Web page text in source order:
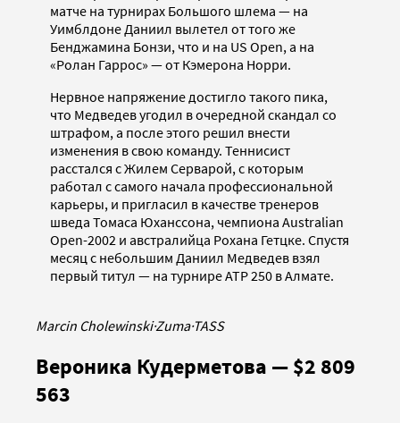
матче на турнирах Большого шлема — на
Уимблдоне Даниил вылетел от того же
Бенджамина Бонзи, что и на US Open, а на
«Ролан Гаррос» — от Кэмерона Норри.
Нервное напряжение достигло такого пика,
что Медведев угодил в очередной скандал со
штрафом, а после этого решил внести
изменения в свою команду. Теннисист
расстался с Жилем Серварой, с которым
работал с самого начала профессиональной
карьеры, и пригласил в качестве тренеров
шведа Томаса Юханссона, чемпиона Australian
Open-2002 и австралийца Рохана Гетцке. Спустя
месяц с небольшим Даниил Медведев взял
первый титул — на турнире ATP 250 в Алмате.
Marcin Cholewinski·Zuma·TASS
Вероника Кудерметова — $2 809
563